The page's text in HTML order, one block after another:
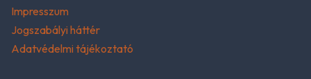
Impresszum
Jogszabályi háttér
Adatvédelmi tájékoztató